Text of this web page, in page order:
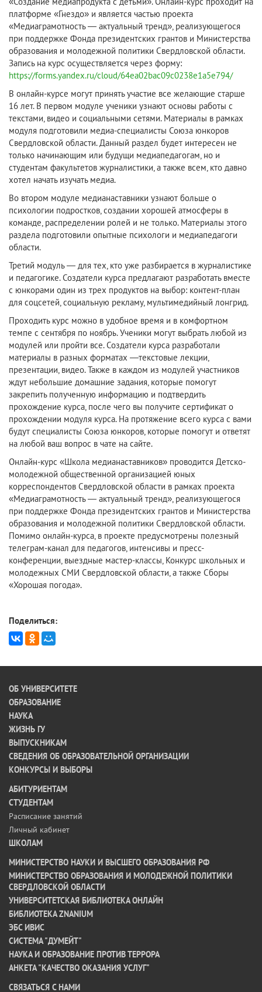
платформе «Гнездо» и является частью проекта
«Медиаграмотность — актуальный тренд», реализующегося
при поддержке Фонда президентских грантов и Министерства
образования и молодежной политики Свердловской области.
Запись на курс осуществляется через форму:
https://forms.yandex.ru/cloud/64ea02bac09c0238e1a5e794/
В онлайн-курсе могут принять участие все желающие старше
16 лет. В первом модуле ученики узнают основы работы с
текстами, видео и социальными сетями. Материалы в рамках
модуля подготовили медиа-специалисты Союза юнкоров
Свердловской области. Данный раздел будет интересен не
только начинающим или будущи медиапедагогам, но и
студентам факультетов журналистики, а также всем, кто давно
хотел начать изучать медиа.
Во втором модуле медианаставники узнают больше о
психологии подростков, создании хорошей атмосферы в
команде, распределении ролей и не только. Материалы этого
раздела подготовили опытные психологи и медиапедагоги
области.
Третий модуль — для тех, кто уже разбирается в журналистике
и педагогике. Создатели курса предлагают разработать вместе
с юнкорами один из трех продуктов на выбор: контент-план
для соцсетей, социальную рекламу, мультимедийный лонгрид.
Проходить курс можно в удобное время и в комфортном
темпе с сентября по ноябрь. Ученики могут выбрать любой из
модулей или пройти все. Создатели курса разработали
материалы в разных форматах —текстовые лекции,
презентации, видео. Также в каждом из модулей участников
ждут небольшие домашние задания, которые помогут
закрепить полученную информацию и подтвердить
прохождение курса, после чего вы получите сертификат о
прохождении модуля курса. На протяжение всего курса с вами
будут специалисты Союза юнкоров, которые помогут и ответят
на любой ваш вопрос в чате на сайте.
Онлайн-курс «Школа медианаставников» проводится Детско-
молодежной общественной организацией юных
корреспондентов Свердловской области в рамках проекта
«Медиаграмотность — актуальный тренд», реализующегося
при поддержке Фонда президентских грантов и Министерства
образования и молодежной политики Свердловской области.
Помимо онлайн-курса, в проекте предусмотрены полезный
телеграм-канал для педагогов, интенсивы и пресс-
конференции, выездные мастер-классы, Конкурс школьных и
молодежных СМИ Свердловской области, а также Сборы
«Хорошая погода».
Поделиться:
ОБ УНИВЕРСИТЕТЕ
ОБРАЗОВАНИЕ
НАУКА
ЖИЗНЬ ГУ
ВЫПУСКНИКАМ
СВЕДЕНИЯ ОБ ОБРАЗОВАТЕЛЬНОЙ ОРГАНИЗАЦИИ
КОНКУРСЫ И ВЫБОРЫ
АБИТУРИЕНТАМ
СТУДЕНТАМ
Расписание занятий
Личный кабинет
ШКОЛАМ
МИНИСТЕРСТВО НАУКИ И ВЫСШЕГО ОБРАЗОВАНИЯ РФ
МИНИСТЕРСТВО ОБРАЗОВАНИЯ И МОЛОДЕЖНОЙ ПОЛИТИКИ
СВЕРДЛОВСКОЙ ОБЛАСТИ
УНИВЕРСИТЕТСКАЯ БИБЛИОТЕКА ОНЛАЙН
БИБЛИОТЕКА ZNANIUM
ЭБС ИВИС
СИСТЕМА "ДУМЕЙТ"
НАУКА И ОБРАЗОВАНИЕ ПРОТИВ ТЕРРОРА
АНКЕТА "КАЧЕСТВО ОКАЗАНИЯ УСЛУГ"
CВЯЗАТЬСЯ С НАМИ